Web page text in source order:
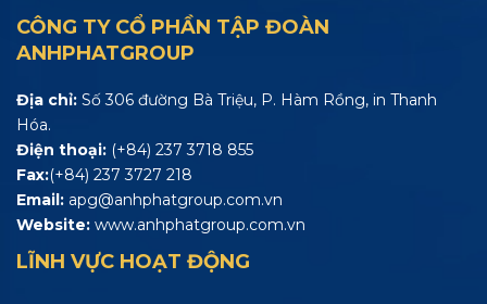
CÔNG TY CỔ PHẦN TẬP ĐOÀN
ANHPHATGROUP
Địa chỉ: Số 306 đường Bà Triệu, P. Hàm Rồng, in Thanh
Hóa.
Điện thoại: (+84) 237 3718 855
Fax:(+84) 237 3727 218
Email: apg@anhphatgroup.com.vn
Website: www.anhphatgroup.com.vn
LĨNH VỰC HOẠT ĐỘNG